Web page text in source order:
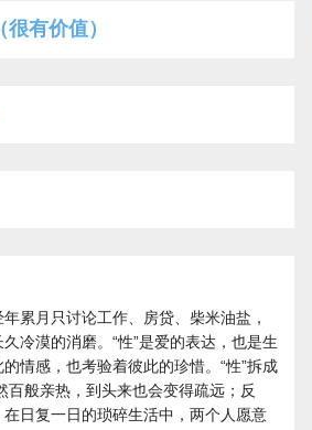
有价值）
累月只讨论工作、房贷、柴米油盐，
冷漠的消磨。“性”是爱的表达，也是生
情感，也考验着彼此的珍惜。“性”拆成
百般亲热，到头来也会变得疏远；反
日复一日的琐碎生活中，两个人愿意